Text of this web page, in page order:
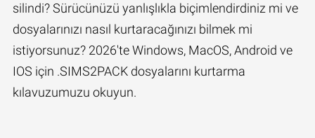
silindi? Sürücünüzü yanlışlıkla biçimlendirdiniz mi ve
dosyalarınızı nasıl kurtaracağınızı bilmek mi
istiyorsunuz? 2026'te Windows, MacOS, Android ve
IOS için .SIMS2PACK dosyalarını kurtarma
kılavuzumuzu okuyun.